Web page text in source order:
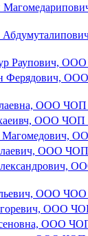
Раупович,
Ферядович,
ООО
ООО
Магомедович,
ООО
ООО ЧОО
ООО
ООО